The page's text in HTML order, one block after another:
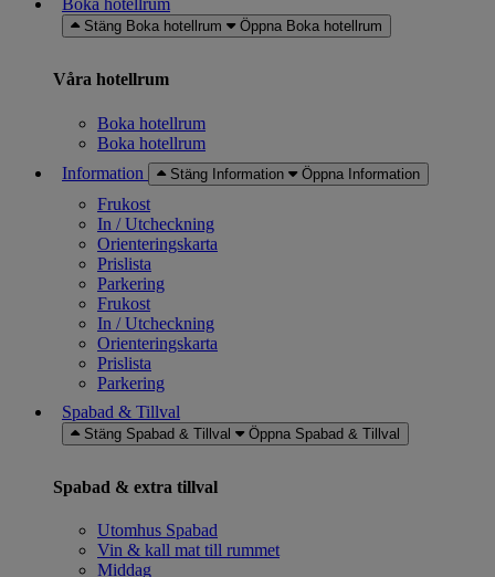
Boka hotellrum
Stäng Boka hotellrum Öppna Boka hotellrum
Våra hotellrum
Boka hotellrum
Boka hotellrum
Information
Stäng Information Öppna Information
Frukost
In / Utcheckning
Orienteringskarta
Prislista
Parkering
Frukost
In / Utcheckning
Orienteringskarta
Prislista
Parkering
Spabad & Tillval
Stäng Spabad & Tillval Öppna Spabad & Tillval
Spabad & extra tillval
Utomhus Spabad
Vin & kall mat till rummet
Middag